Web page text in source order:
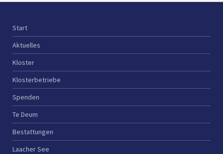
Start
Aktuelles
Kloster
Klosterbetriebe
Spenden
Te Deum
Bestattungen
Laacher See